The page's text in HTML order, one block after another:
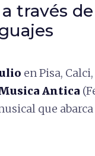
través
en Pisa,
Antica
que